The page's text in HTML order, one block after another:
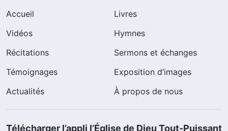
Accueil
Livres
Vidéos
Hymnes
Récitations
Sermons et échanges
Témoignages
Exposition d’images
Actualités
À propos de nous
Télécharger l’appli l’Église de Dieu Tout-Puissant